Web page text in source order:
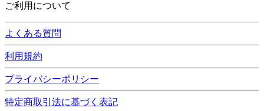
ご利用について
よくある質問
利用規約
プライバシーポリシー
特定商取引法に基づく表記